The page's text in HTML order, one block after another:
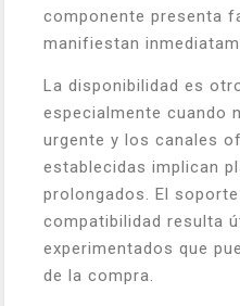
componente presenta
manifiestan
La disponibilidad es
especialmente cuando
urgente y los canales
establecidas implican
prolongados. El
compatibilidad resulta
experimentados que
de la compra.